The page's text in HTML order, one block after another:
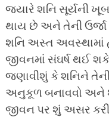
જ્યારે શનિ સૂર્યની
થાય છે અને તેની ઉર્જા
શનિ અસ્ત અવસ્થામાં
જીવનમાં સંઘર્ષ થઈ
જણાવીશું કે શનિને
અનુકૂળ બનાવવો અને
જીવન પર શું અસર